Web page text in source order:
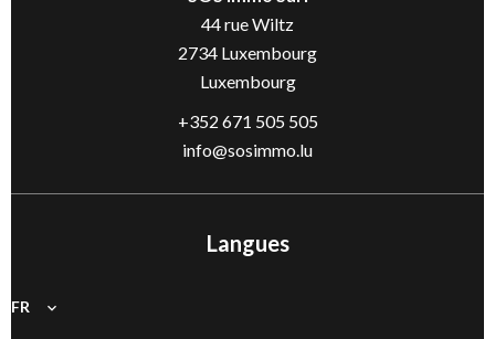
44 rue Wiltz
2734 Luxembourg
Luxembourg
+352 671 505 505
info@sosimmo.lu
Langues
FR